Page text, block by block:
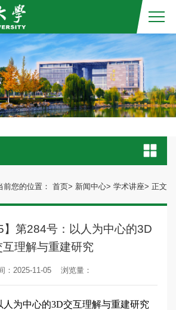
前您的位置： 首页> 新闻中心> 学术讲座> 正文
第284号：以人为中心的3D
互理解与重建研究
：2025-11-05 浏览量：
人为中心的3D交互理解与重建研究